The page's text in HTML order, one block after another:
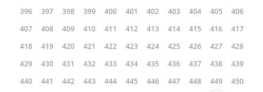
396
397 398 399 400 401 402 403 404 405
406
407
408 409 410 411 412 413 414 415 416
417
418
419 420 421 422 423 424 425 426 427
428
429
430 431 432 433 434 435 436 437 438
439
440
441 442 443 444 445 446 447 448 449
450